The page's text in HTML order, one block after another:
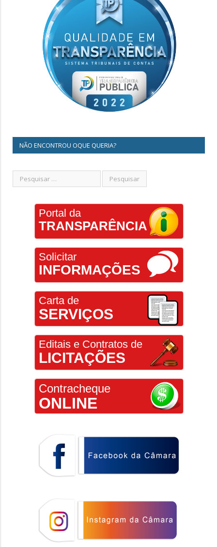
NÃO ENCONTROU OQUE QUERIA?
Portal da
TRANSPARÊNCIA
Solicitar
INFORMAÇÕES
Carta de
SERVIÇOS
Editais e Contratos de
LICITAÇÕES
Contracheque
ONLINE